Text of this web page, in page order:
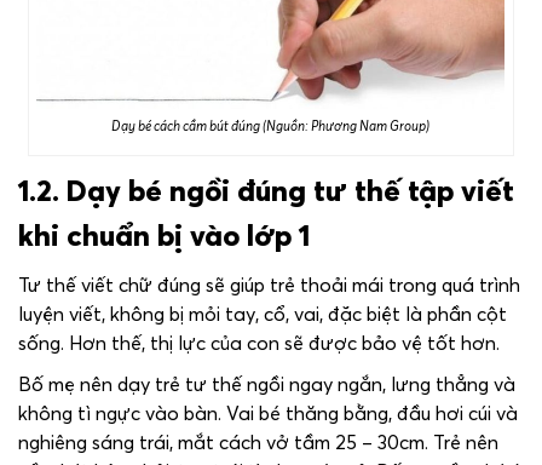
Dạy bé cách cầm bút đúng (Nguồn: Phương Nam Group)
1.2. Dạy bé ngồi đúng tư thế tập viết
khi chuẩn bị vào lớp 1
Tư thế viết chữ đúng sẽ giúp trẻ thoải mái trong quá trình
luyện viết, không bị mỏi tay, cổ, vai, đặc biệt là phần cột
sống. Hơn thế, thị lực của con sẽ được bảo vệ tốt hơn.
Bố mẹ nên dạy trẻ tư thế ngồi ngay ngắn, lưng thẳng và
không tì ngực vào bàn. Vai bé thăng bằng, đầu hơi cúi và
nghiêng sáng trái, mắt cách vở tầm 25 – 30cm. Trẻ nên